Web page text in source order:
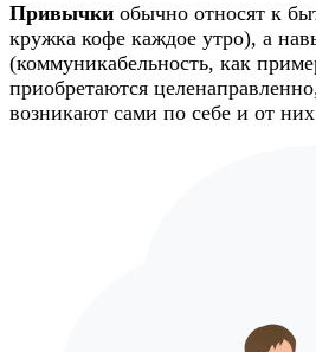
Привычки обычно относят к
кружка кофе каждое утро), а
(коммуникабельность, как
приобретаются
возникают сами по себе и от